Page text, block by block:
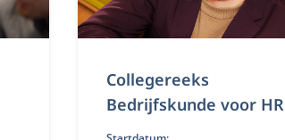
Collegereeks
Bedrijfskunde voor HR